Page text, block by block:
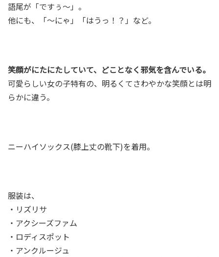
語尾が「ですぅ～」。
他にも、「～にゃ」「はうっ！？」など。
笑顔がにたにたしていて、どことなく邪気を含んでいる。
可愛らしい女の子特有の、明るくてさわやかな笑顔とは明
らかに違う。
ニーハイソックス(膝上丈の靴下)を着用。
服装は、
・リズリサ
・アクシーズファム
・ロディスポット
・アンクルージュ